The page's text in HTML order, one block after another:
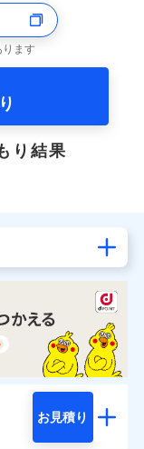
ります
り結果
お見積り